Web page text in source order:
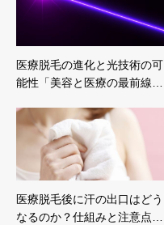
医療脱毛の進化と光技術の可
能性「美容と医療の最前線…
医療脱毛後に汗の出口はどう
なるのか？仕組みと注意点…